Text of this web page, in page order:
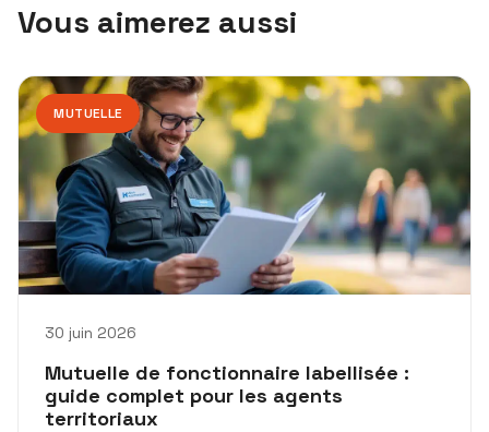
Vous aimerez aussi
MUTUELLE
30 juin 2026
Mutuelle de fonctionnaire labellisée :
guide complet pour les agents
territoriaux